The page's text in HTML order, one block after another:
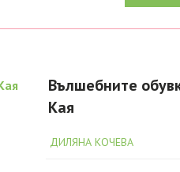
Вълшебните
Кая
ДИЛЯНА КОЧЕВА